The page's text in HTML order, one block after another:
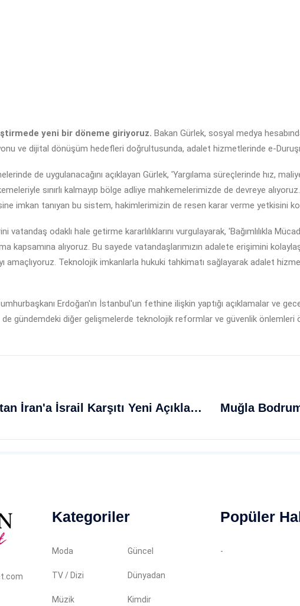
yeni bir döneme giriyoruz. Bakan Gürlek, sosyal medya
ve dijital dönüşüm hedefleri doğrultusunda, adalet hizmetlerinde e-
de uygulanacağını açıklayan Gürlek, 'Yargılama süreçlerinde hız,
sınırlı kalmayıp bölge adliye mahkemelerimizde de devreye
imkan tanıyan bu sistem, hakimlerimizin de resen karar verme yetkisini
vatandaş odaklı hale getirme kararlılıklarını vurgulayarak, 'Bağımlılıkla
kapsamına alıyoruz. Bu sayede vatandaşlarımızın adalete erişimini
amaçlıyoruz. Teknolojik imkanlarla hukuki tahkimatı sağlayarak adalet
Erdoğan'ın İstanbul'un fethine ilişkin yaptığı açıklamalar ve
de gündemdeki diğer gelişmelerde teknolojik reformlar ve güvenlik önlemleri
ABD Başkanı Trump'tan İran'a İsrail Karşıtı Yeni Açıklama
Kategoriler
Moda Güncel
TV / Dizi Dünyadan
Müzik Kimdir
Popüler
-